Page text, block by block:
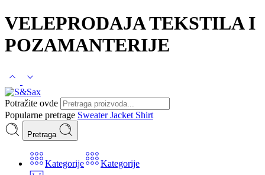
VELEPRODAJA TEKSTILA I
POZAMANTERIJE
Potražite ovde
Popularne pretrage SweaterJacket Shirt
Pretraga
Kategorije
Kategorije